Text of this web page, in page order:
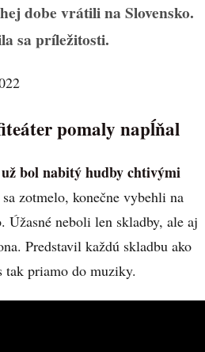
dobe vrátili na Slovensko.
sa príležitosti.
pomaly napĺňal
bol nabitý hudby chtivými
zotmelo, konečne vybehli na
neboli len skladby, ale aj
Predstavil každú skladbu ako
tak priamo do muziky.